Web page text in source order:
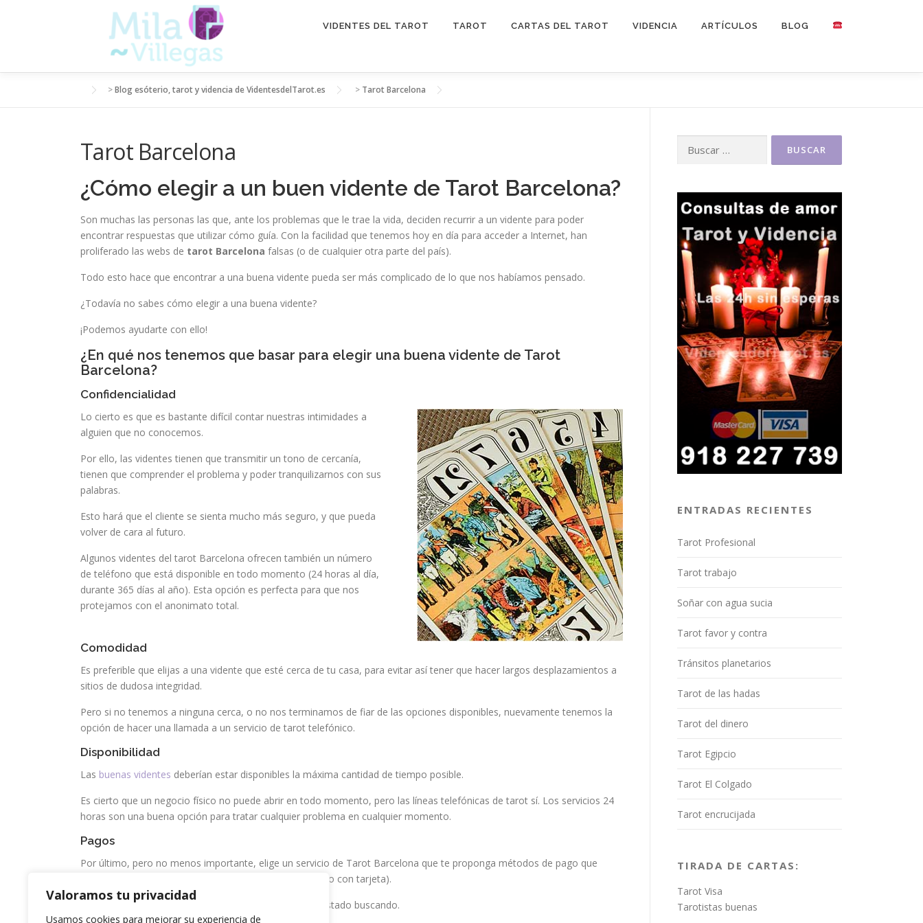
Valoramos tu privacidad
Usamos cookies para mejorar su experiencia de
VIDENTES DEL TAROT TAROT CARTAS DEL TAROT VIDENCIA ARTÍCULOS BLOG
>Blog esóterio, tarot y videncia de VidentesdelTarot.es > Tarot Barcelona
Tarot Barcelona
¿Cómo elegir a un buen vidente de Tarot Barcelona?
Son muchas las personas las que, ante los problemas que le trae la vida, deciden recurrir a un vidente para poder
encontrar respuestas que utilizar cómo guía. Con la facilidad que tenemos hoy en día para acceder a Internet, han
proliferado las webs de tarot Barcelona falsas (o de cualquier otra parte del país).
Todo esto hace que encontrar a una buena vidente pueda ser más complicado de lo que nos habíamos pensado.
¿Todavía no sabes cómo elegir a una buena vidente?
¡Podemos ayudarte con ello!
¿En qué nos tenemos que basar para elegir una buena vidente de Tarot
Barcelona?
Confidencialidad
Lo cierto es que es bastante difícil contar nuestras intimidades a
alguien que no conocemos.
Por ello, las videntes tienen que transmitir un tono de cercanía,
tienen que comprender el problema y poder tranquilizarnos con sus
palabras.
Esto hará que el cliente se sienta mucho más seguro, y que pueda
volver de cara al futuro.
Algunos videntes del tarot Barcelona ofrecen también un número
de teléfono que está disponible en todo momento (24 horas al día,
durante 365 días al año). Esta opción es perfecta para que nos
protejamos con el anonimato total.
Comodidad
Es preferible que elijas a una vidente que esté cerca de tu casa, para evitar así tener que hacer largos desplazamientos a
sitios de dudosa integridad.
Pero si no tenemos a ninguna cerca, o no nos terminamos de fiar de las opciones disponibles, nuevamente tenemos la
opción de hacer una llamada a un servicio de tarot telefónico.
Disponibilidad
Las buenas videntes deberían estar disponibles la máxima cantidad de tiempo posible.
Es cierto que un negocio físico no puede abrir en todo momento, pero las líneas telefónicas de tarot sí. Los servicios 24
horas son una buena opción para tratar cualquier problema en cualquier momento.
Pagos
Por último, pero no menos importante, elige un servicio de Tarot Barcelona que te proponga métodos de pago que
realmente se ajusten a lo que buscas (por ejemplo, pago con tarjeta).
Con estas claves podrás encontrar al vidente que has estado buscando.
ENTRADAS RECIENTES
Tarot Profesional
Tarot trabajo
Soñar con agua sucia
Tarot favor y contra
Tránsitos planetarios
Tarot de las hadas
Tarot del dinero
Tarot Egipcio
Tarot El Colgado
Tarot encrucijada
TIRADA DE CARTAS:
Tarot Visa
Tarotistas buenas